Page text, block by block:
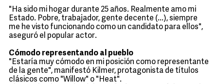
"Ha sido mi hogar durante 25 años. Realmente amo mi
Estado. Pobre, trabajador, gente decente (...), siempre
me he visto funcionando como un candidato para ellos",
aseguró el popular actor.
Cómodo representando al pueblo
"Estaría muy cómodo en mi posición como representante
de la gente", manifestó Kilmer, protagonista de títulos
clásicos como "Willow" o "Heat".